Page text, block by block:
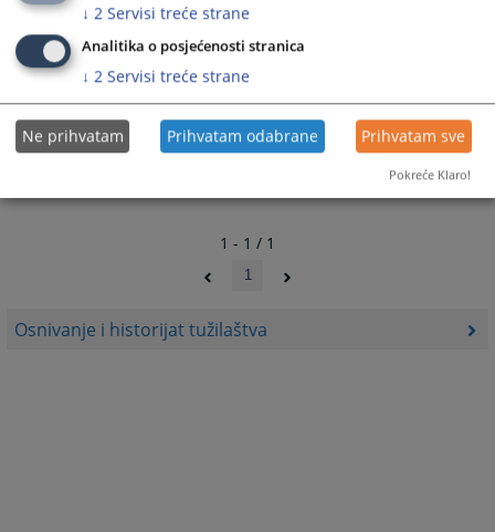
Osnivanje i historijat tužilaštva
167PREGLEDA
1 - 1 / 1
1
↓ 2 Servisi treće strane
Analitika o posjećenosti stranica
↓ 2 Servisi treće strane
Ne prihvatam Prihvatam odabrane Prihvatam sve
Pokreće Klaro!